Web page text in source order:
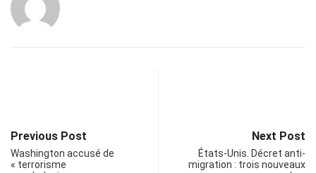
Previous Post
Washington accusé de
« terrorisme
Next Post
États-Unis. Décret anti-
migration : trois nouveaux